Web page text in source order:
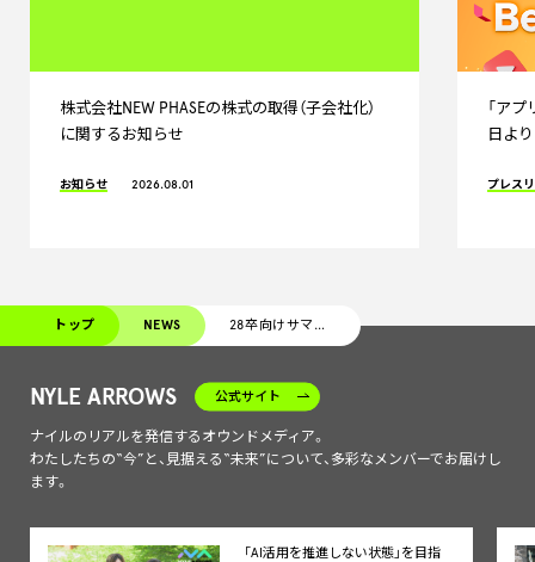
株式会社NEW PHASEの株式の取得（子会社化）
に関するお知らせ
お知らせ 2026.08.01
「ア
日よ
プレス
トップ NEWS 28卒向けサマーインターンの募集を開始しました
NYLE ARROWS 公式サイト
ナイルのリアルを発信するオウンドメディア。
わたしたちの“今”と、見据える“未来”について、多彩なメンバーでお届けし
ます。
「AI活用を推進しない状態」を目指